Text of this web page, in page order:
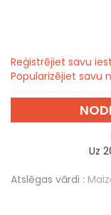
Reģistrējiet savu
Popularizējiet savu
Uz
Atslēgas vārdi :